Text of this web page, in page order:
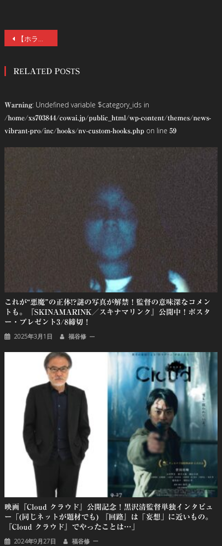
投
ナ
ゲ
ー
【ホラーファン注目の冒頭映像】『コワすぎ！』大迫茂生×『仮面ライダーギーツ』青島心が最狂バディに！前代未聞のバイオレンス・モキュメンタリー『福山市に帰ってみた』6/19(金)公開！
RELATED POSTS
Warning: Undefined variable $category_ids in
/home/xs703844/cowai.jp/public_html/wp-content/themes/news-
vibrant-pro/inc/hooks/nv-custom-hooks.phpon line 59
これが“悪魔”の正体!?謎の写真が解禁！監督の意味深なコメン
トも。『SKINAMARINK／スキナマリンク』公開中！ポスタ
ー・プレゼント3/8締切！
2025年3月1日 福谷修
映画『Cloud クラウド』公開記念！黒沢清監督単独インタビュ
ー「(同じネットが題材でも) 『回路』は「妄想」に近いもの。
『Cloud クラウド』でやったことは…」
2024年9月27日 福谷修